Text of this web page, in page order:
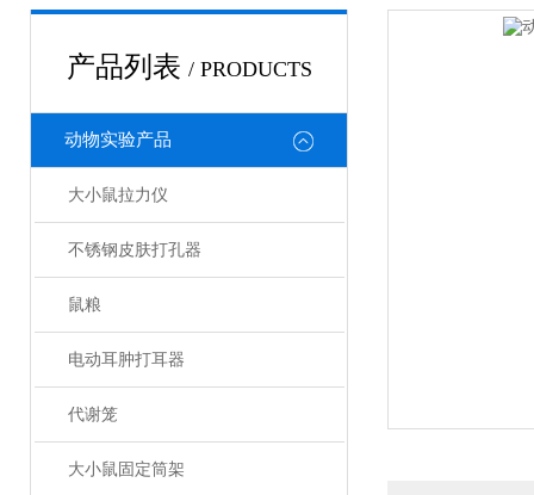
产品列表 / PRODUCTS
动物实验产品
大小鼠拉力仪
不锈钢皮肤打孔器
鼠粮
电动耳肿打耳器
代谢笼
大小鼠固定筒架